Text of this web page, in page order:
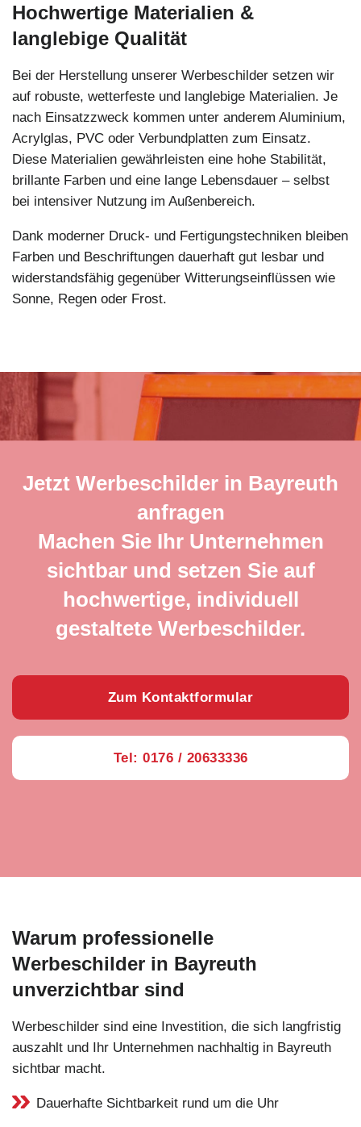
Hochwertige Materialien &
langlebige Qualität
Bei der Herstellung unserer Werbeschilder setzen wir
auf robuste, wetterfeste und langlebige Materialien. Je
nach Einsatzzweck kommen unter anderem Aluminium,
Acrylglas, PVC oder Verbundplatten zum Einsatz.
Diese Materialien gewährleisten eine hohe Stabilität,
brillante Farben und eine lange Lebensdauer – selbst
bei intensiver Nutzung im Außenbereich.
Dank moderner Druck- und Fertigungstechniken bleiben
Farben und Beschriftungen dauerhaft gut lesbar und
widerstandsfähig gegenüber Witterungseinflüssen wie
Sonne, Regen oder Frost.
Jetzt Werbeschilder in Bayreuth
anfragen
Machen Sie Ihr Unternehmen
sichtbar und setzen Sie auf
hochwertige, individuell
gestaltete Werbeschilder.
Zum Kontaktformular
Tel: 0176 / 20633336
Warum professionelle
Werbeschilder in Bayreuth
unverzichtbar sind
Werbeschilder sind eine Investition, die sich langfristig
auszahlt und Ihr Unternehmen nachhaltig in Bayreuth
sichtbar macht.
Dauerhafte Sichtbarkeit rund um die Uhr